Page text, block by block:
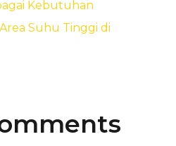
Kebutuhan
Suhu Tinggi di